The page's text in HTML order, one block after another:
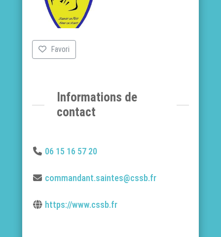
Favori
Informations de
contact
06 15 16 57 20
commandant.saintes@cssb.fr
https://www.cssb.fr